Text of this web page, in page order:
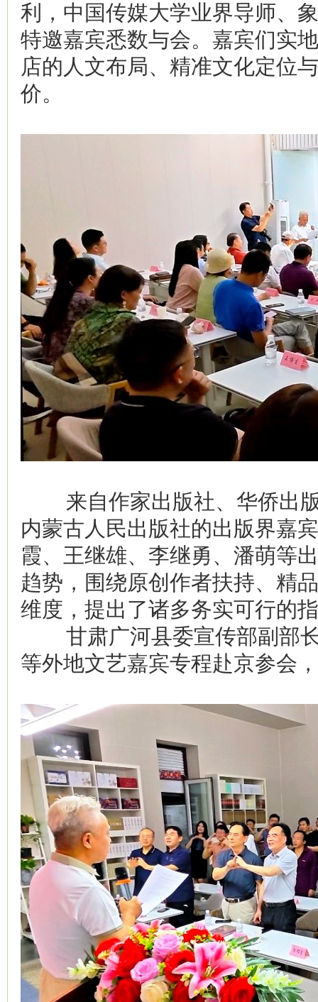
利，中国传媒大学业界导师、
特邀嘉宾悉数与会。嘉宾们实
店的人文布局、精准文化定位
价。
来自作家出版社、华侨出版
内蒙古人民出版社的出版界嘉
霞、王继雄、李继勇、潘萌等
趋势，围绕原创作者扶持、精
维度，提出了诸多务实可行的
甘肃广河县委宣传部副部长
等外地文艺嘉宾专程赴京参会